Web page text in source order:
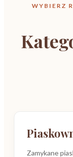
WYBIERZ
Zamykane